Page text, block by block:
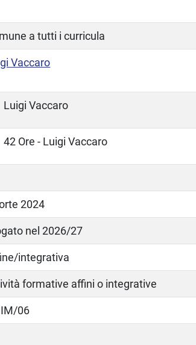
a tutti i curricula
Vaccaro
Luigi Vaccaro
42 Ore - Luigi Vaccaro
2024
nel 2026/27
integrativa
formative affini o integrative
06